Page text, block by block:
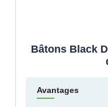
Bâtons Black
Avantages